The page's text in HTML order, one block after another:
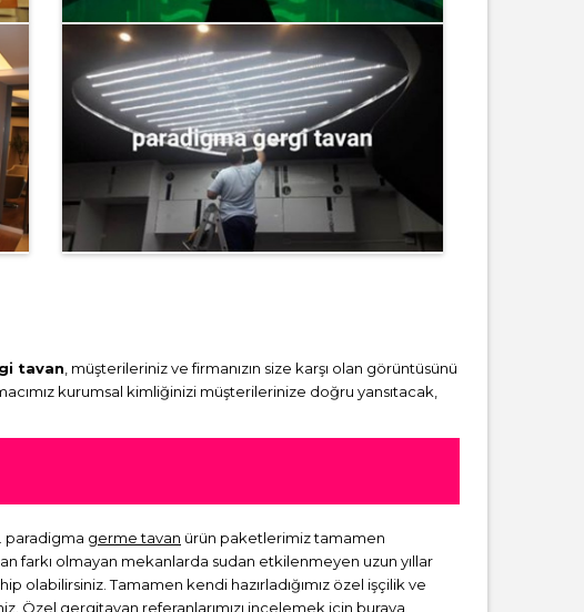
tavan , müşterileriniz ve firmanızın size karşı olan görüntüsünü
kurumsal kimliğinizi müşterilerinize doğru yansıtacak,
paradigma germe tavan ürün paketlerimiz tamamen
farkı olmayan mekanlarda sudan etkilenmeyen uzun yıllar
Tamamen kendi hazırladığımız özel işçilik ve
Özel gergitavan referanlarımızı incelemek için buraya